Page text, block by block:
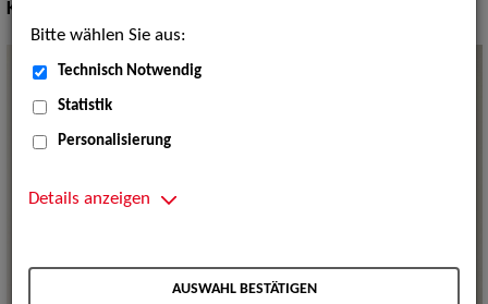
Kinderunterhaltung:
Bitte wählen Sie aus:
Technisch Notwendig
Statistik
Personalisierung
Details anzeigen
AUSWAHL BESTÄTIGEN